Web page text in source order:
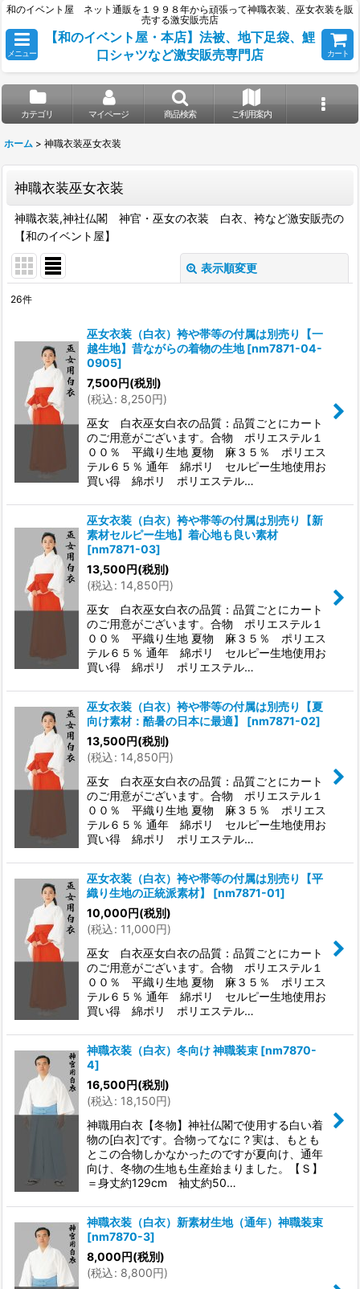
和のイベント屋 ネット通販を１９９８年から頑張って神職衣装、巫女衣装を販
売する激安販売店
メニュー
【和のイベント屋・本店】法被、地下足袋、鯉
口シャツなど激安販売専門店
カート
カテゴリ マイページ 商品検索 ご利用案内
ホーム > 神職衣装巫女衣装
神職衣装巫女衣装
神職衣装,神社仏閣 神官・巫女の衣装 白衣、袴など激安販売の
【和のイベント屋】
表示順変更
並び順
絞り込む
26件
巫女衣装（白衣）袴や帯等の付属は別売り【一
越生地】昔ながらの着物の生地 [nm7871-04-
0905]
7,500円(税別)
(税込: 8,250円)
巫女 白衣巫女白衣の品質：品質ごとにカート
のご用意がございます。合物 ポリエステル１
００％ 平織り生地 夏物 麻３５％ ポリエス
テル６５％ 通年 綿ポリ セルピー生地使用お
買い得 綿ポリ ポリエステル…
巫女衣装（白衣）袴や帯等の付属は別売り【新
素材セルピー生地】着心地も良い素材
[nm7871-03]
13,500円(税別)
(税込: 14,850円)
巫女 白衣巫女白衣の品質：品質ごとにカート
のご用意がございます。合物 ポリエステル１
００％ 平織り生地 夏物 麻３５％ ポリエス
テル６５％ 通年 綿ポリ セルピー生地使用お
買い得 綿ポリ ポリエステル…
巫女衣装（白衣）袴や帯等の付属は別売り【夏
向け素材：酷暑の日本に最適】
[nm7871-02]
13,500円(税別)
(税込: 14,850円)
巫女 白衣巫女白衣の品質：品質ごとにカート
のご用意がございます。合物 ポリエステル１
００％ 平織り生地 夏物 麻３５％ ポリエス
テル６５％ 通年 綿ポリ セルピー生地使用お
買い得 綿ポリ ポリエステル…
巫女衣装（白衣）袴や帯等の付属は別売り【平
織り生地の正統派素材】
[nm7871-01]
10,000円(税別)
(税込: 11,000円)
巫女 白衣巫女白衣の品質：品質ごとにカート
のご用意がございます。合物 ポリエステル１
００％ 平織り生地 夏物 麻３５％ ポリエス
テル６５％ 通年 綿ポリ セルピー生地使用お
買い得 綿ポリ ポリエステル…
神職衣装（白衣）冬向け 神職装束 [nm7870-
4]
16,500円(税別)
(税込: 18,150円)
神職用白衣【冬物】神社仏閣で使用する白い着
物の[白衣]です。合物ってなに？実は、もとも
とこの合物しかなかったのですが夏向け、通年
向け、冬物の生地も生産始まりました。【Ｓ】
＝身丈約129cm 袖丈約50…
神職衣装（白衣）新素材生地（通年）神職装束
[nm7870-3]
8,000円(税別)
(税込: 8,800円)